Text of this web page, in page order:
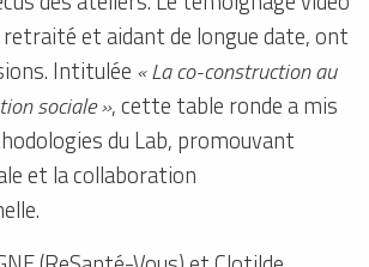
retraité et aidant de longue date, ont
Intitulée « La co-construction au
sociale », cette table ronde a mis
du Lab, promouvant
et la collaboration